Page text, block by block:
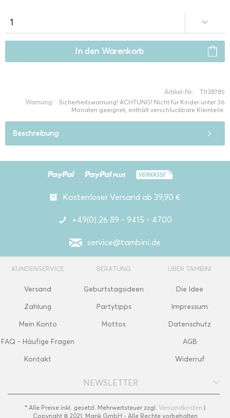
In den Warenkorb
Artikel-Nr.:
T1138785
Warnung:
Sicherheitswarnung! ACHTUNG! Nicht für Kinder unter 36
Monaten geeignet, enthält verschluckbare Kleinteile.
Beschreibung
Kostenloser Versand ab 39,90 €
+49(0) 26 89 - 9415 - 4700
service@tambini.de
KUNDENSERVICE
Versand
Zahlung
Mein Konto
FAQ - Häufige Fragen
Kontakt
BERATUNG
Geburtstagsideen
Partytipps
Mottos
ÜBER TAMBINI
Die Idee
Impressum
Datenschutz
AGB
Widerruf
NEWSLETTER
* Alle Preise inkl. gesetzl. Mehrwertsteuer zzgl. Versandkosten |
Copyright © 2021, Mank GmbH - Alle Rechte vorbehalten